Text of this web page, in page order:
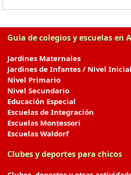
Guia de colegios y escuelas en
Jardines Maternales
Jardines de Infantes / Nivel Inicial
Nivel Primario
Nivel Secundario
Educación Especial
Escuelas de Integración
Escuelas Montessori
Escuelas Waldorf
Clubes y deportes para chicos